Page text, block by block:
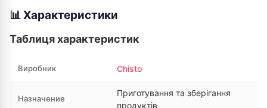
📊 Характеристики
Таблиця характеристик
Виробник Chisto
Назначение
Приготування та зберігання
продуктів